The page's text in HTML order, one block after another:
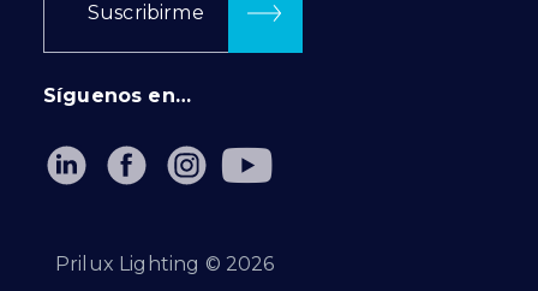
Suscribirme
Síguenos en…
Prilux Lighting © 2026